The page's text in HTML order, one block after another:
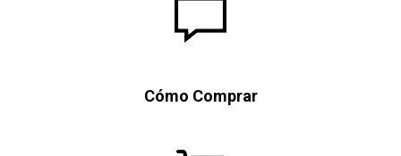
Cómo Comprar